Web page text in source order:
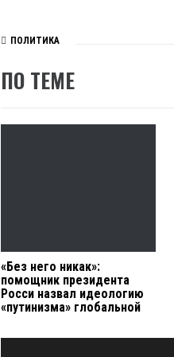
ПОЛИТИКА
ПО ТЕМЕ
«Без него никак»:
помощник президента
Росси назвал идеологию
«путинизма» глобальной
Навигация